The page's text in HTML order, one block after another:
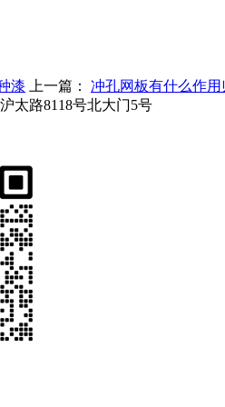
漆 上一篇： 冲孔网板有什么作用
太路8118号北大门5号